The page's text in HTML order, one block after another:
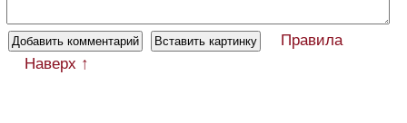
Правила
Наверх ↑